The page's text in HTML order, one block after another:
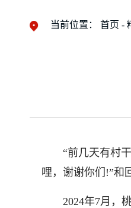
当前位置： 首页
“前几天有村干
哩，谢谢你们!”和
2024年7月，桃